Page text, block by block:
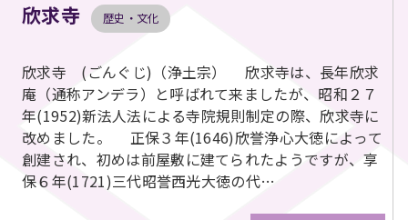
欣求寺 歴史・文化
欣求寺 (ごんぐじ)（浄土宗） 欣求寺は、長年欣求
庵（通称アンデラ）と呼ばれて来ましたが、昭和２７
年(1952)新法人法による寺院規則制定の際、欣求寺に
改めました。 正保３年(1646)欣誉浄心大徳によって
創建され、初めは前屋敷に建てられたようですが、享
保６年(1721)三代昭誉西光大徳の代…